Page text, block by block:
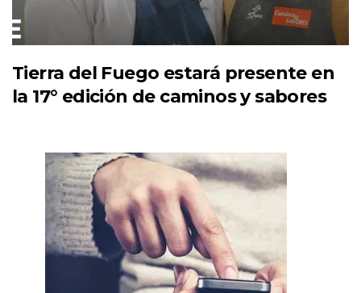
Tierra del Fuego estará presente en
la 17° edición de caminos y sabores